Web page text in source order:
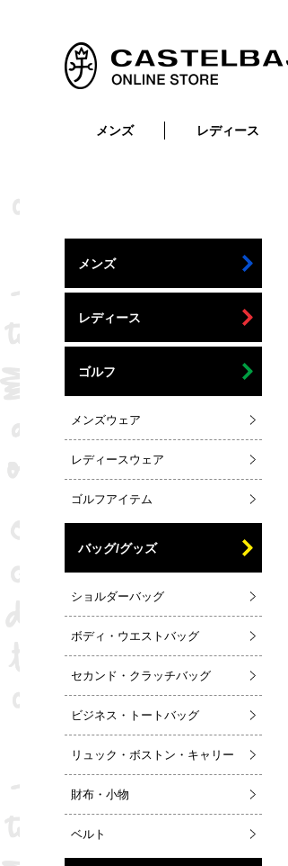
メンズ
ボトムス
バッグ
レディース
小物
バッグ
セカンド・クラッチバッグ
ビジネス・トートバッグ
靴
ゴルフアイテム
メンズ
レディース
ゴルフ
メンズウェア
レディースウェア
ゴルフアイテム
バッグ/グッズ
ショルダーバッグ
ボディ・ウエストバッグ
セカンド・クラッチバッグ
ビジネス・トートバッグ
リュック・ボストン・キャリー
財布・小物
ベルト